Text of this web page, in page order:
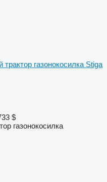
трактор газонокосилка Stiga
$
газонокосилка